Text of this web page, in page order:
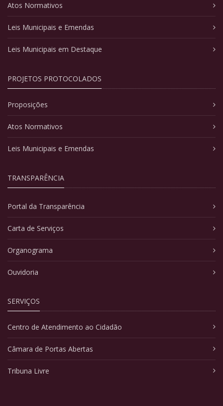
Atos Normativos
Leis Municipais e Emendas
Leis Municipais em Destaque
PROJETOS PROTOCOLADOS
Proposições
Atos Normativos
Leis Municipais e Emendas
TRANSPARÊNCIA
Portal da Transparência
Carta de Serviços
Organograma
Ouvidoria
SERVIÇOS
Centro de Atendimento ao Cidadão
Câmara de Portas Abertas
Tribuna Livre